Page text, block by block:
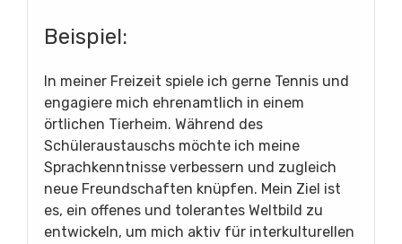
Beispiel:
In meiner Freizeit spiele ich gerne Tennis und
engagiere mich ehrenamtlich in einem
örtlichen Tierheim. Während des
Schüleraustauschs möchte ich meine
Sprachkenntnisse verbessern und zugleich
neue Freundschaften knüpfen. Mein Ziel ist
es, ein offenes und tolerantes Weltbild zu
entwickeln, um mich aktiv für interkulturellen